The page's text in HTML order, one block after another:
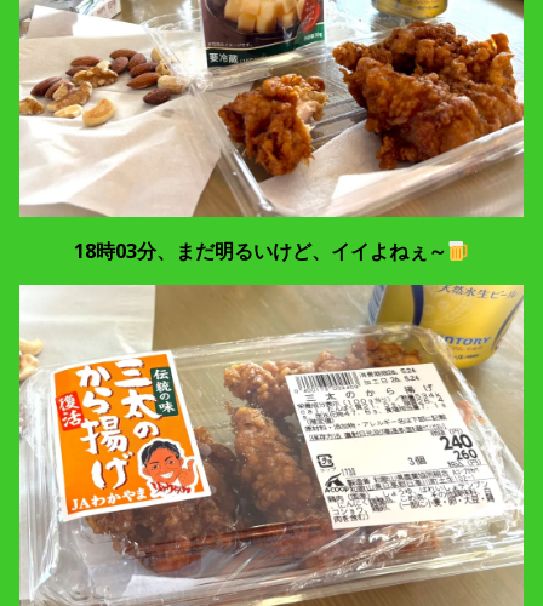
18時03分、まだ明るいけど、イイよねぇ～